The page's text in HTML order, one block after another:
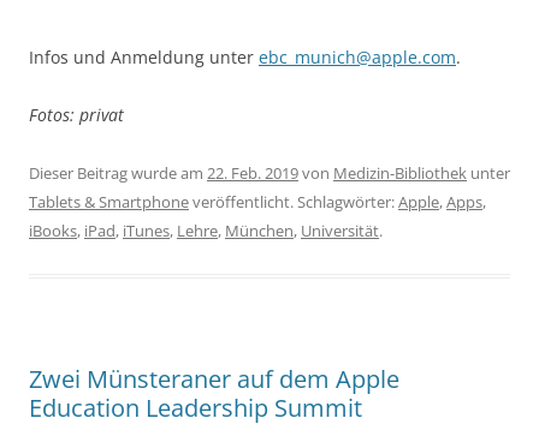
Infos und Anmeldung unter ebc_munich@apple.com.
Fotos: privat
Dieser Beitrag wurde am 22. Feb. 2019von Medizin-Bibliothek unter
Tablets & Smartphoneveröffentlicht. Schlagwörter:Apple,Apps,
iBooks, iPad, iTunes, Lehre, München, Universität.
Zwei Münsteraner auf dem Apple
Education Leadership Summit